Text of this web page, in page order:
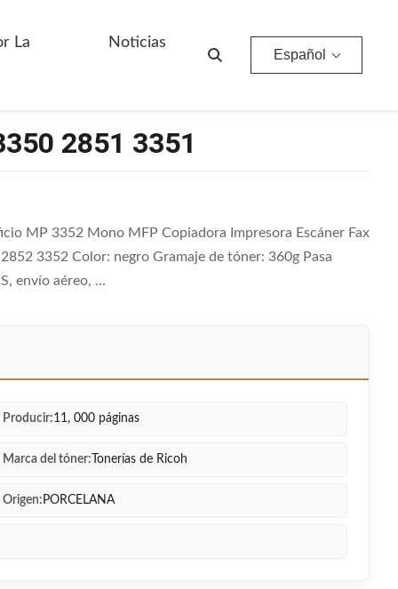
La
Noticias
Español
2851 3351
MP 3352 Mono MFP Copiadora Impresora Escáner Fax
3352 Color: negro Gramaje de tóner: 360g Pasa
envío aéreo, ...
Producir:11, 000 páginas
Marca del tóner: Tonerías de Ricoh
Origen: PORCELANA